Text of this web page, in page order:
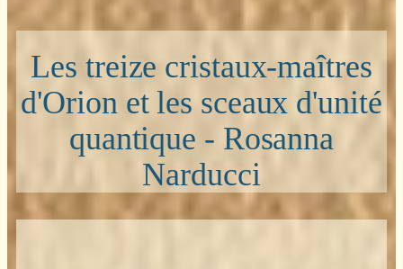
Les treize cristaux-maîtres
d'Orion et les sceaux d'unité
quantique - Rosanna
Narducci